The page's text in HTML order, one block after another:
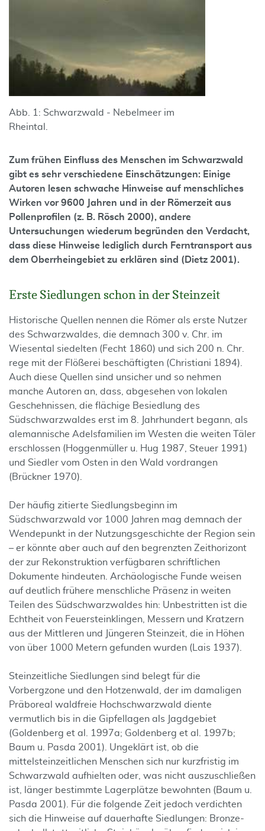
Abb. 1: Schwarzwald - Nebelmeer im
Rheintal.
Zum frühen Einfluss des Menschen im Schwarzwald
gibt es sehr verschiedene Einschätzungen: Einige
Autoren lesen schwache Hinweise auf menschliches
Wirken vor 9600 Jahren und in der Römerzeit aus
Pollenprofilen (z. B. Rösch 2000), andere
Untersuchungen wiederum begründen den Verdacht,
dass diese Hinweise lediglich durch Ferntransport aus
dem Oberrheingebiet zu erklären sind (Dietz 2001).
Erste Siedlungen schon in der Steinzeit
Historische Quellen nennen die Römer als erste Nutzer
des Schwarzwaldes, die demnach 300 v. Chr. im
Wiesental siedelten (Fecht 1860) und sich 200 n. Chr.
rege mit der Flößerei beschäftigten (Christiani 1894).
Auch diese Quellen sind unsicher und so nehmen
manche Autoren an, dass, abgesehen von lokalen
Geschehnissen, die flächige Besiedlung des
Südschwarzwaldes erst im 8. Jahrhundert begann, als
alemannische Adelsfamilien im Westen die weiten Täler
erschlossen (Hoggenmüller u. Hug 1987, Steuer 1991)
und Siedler vom Osten in den Wald vordrangen
(Brückner 1970).
Der häufig zitierte Siedlungsbeginn im
Südschwarzwald vor 1000 Jahren mag demnach der
Wendepunkt in der Nutzungsgeschichte der Region sein
– er könnte aber auch auf den begrenzten Zeithorizont
der zur Rekonstruktion verfügbaren schriftlichen
Dokumente hindeuten. Archäologische Funde weisen
auf deutlich frühere menschliche Präsenz in weiten
Teilen des Südschwarzwaldes hin: Unbestritten ist die
Echtheit von Feuersteinklingen, Messern und Kratzern
aus der Mittleren und Jüngeren Steinzeit, die in Höhen
von über 1000 Metern gefunden wurden (Lais 1937).
Steinzeitliche Siedlungen sind belegt für die
Vorbergzone und den Hotzenwald, der im damaligen
Präboreal waldfreie Hochschwarzwald diente
vermutlich bis in die Gipfellagen als Jagdgebiet
(Goldenberg et al. 1997a; Goldenberg et al. 1997b;
Baum u. Pasda 2001). Ungeklärt ist, ob die
mittelsteinzeitlichen Menschen sich nur kurzfristig im
Schwarzwald aufhielten oder, was nicht auszuschließen
ist, länger bestimmte Lagerplätze bewohnten (Baum u.
Pasda 2001). Für die folgende Zeit jedoch verdichten
sich die Hinweise auf dauerhafte Siedlungen: Bronze-